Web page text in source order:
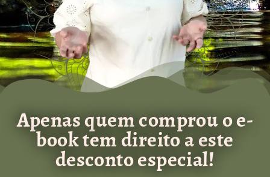
Apenas quem comprou o e-
book tem direito a este
desconto especial!